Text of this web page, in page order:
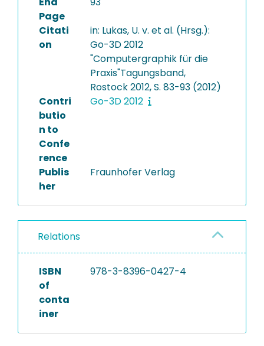
Page
Citati
on
in: Lukas, U. v. et al. (Hrsg.):
Go-3D 2012
"Computergraphik für die
Praxis"Tagungsband,
Rostock 2012, S. 83-93 (2012)
Contri
butio
n to
Confe
rence
Go-3D 2012
Publis
her
Fraunhofer Verlag
Relations
ISBN
of
conta
iner
978-3-8396-0427-4